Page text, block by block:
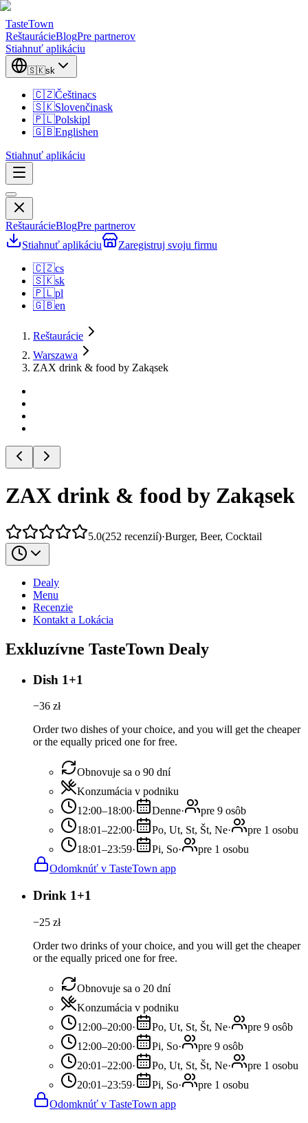
TasteTown
ReštaurácieBlogPre partnerov
Stiahnuť aplikáciu
🇸🇰sk
🇨🇿Češtinacs
🇸🇰Slovenčinask
🇵🇱Polskipl
🇬🇧Englishen
Stiahnuť aplikáciu
ReštaurácieBlogPre partnerov
Stiahnuť aplikáciu
Zaregistruj svoju firmu
🇨🇿cs
🇸🇰sk
🇵🇱pl
🇬🇧en
Reštaurácie
Warszawa
ZAX drink & food by Zakąsek
ZAX drink & food by Zakąsek
5.0(252 recenzií)·Burger, Beer, Cocktail
Dealy
Menu
Recenzie
Kontakt a Lokácia
Exkluzívne TasteTown Dealy
Dish 1+1
−36 zł
Order two dishes of your choice, and you will get the cheaper
or the equally priced one for free.
Obnovuje sa o 90 dní
Konzumácia v podniku
12:00–18:00· Denne·
pre 9 osôb
18:01–22:00· Po, Ut, St, Št, Ne·
pre 1 osobu
18:01–23:59· Pi, So·
pre 1 osobu
Odomknúť v TasteTown app
Drink 1+1
−25 zł
Order two drinks of your choice, and you will get the cheaper
or the equally priced one for free.
Obnovuje sa o 20 dní
Konzumácia v podniku
12:00–20:00· Po, Ut, St, Št, Ne·
pre 9 osôb
12:00–20:00· Pi, So·
pre 9 osôb
20:01–22:00· Po, Ut, St, Št, Ne·
pre 1 osobu
20:01–23:59· Pi, So·
pre 1 osobu
Odomknúť v TasteTown app